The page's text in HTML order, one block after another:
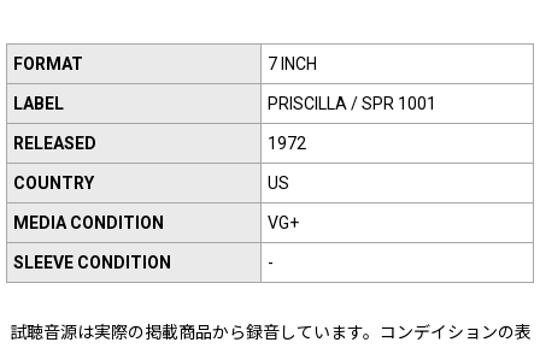
FORMAT 7 INCH
LABEL PRISCILLA / SPR 1001
RELEASED 1972
COUNTRY US
MEDIA CONDITION VG+
SLEEVE CONDITION -
試聴音源は実際の掲載商品から録音しています。コンデイションの表